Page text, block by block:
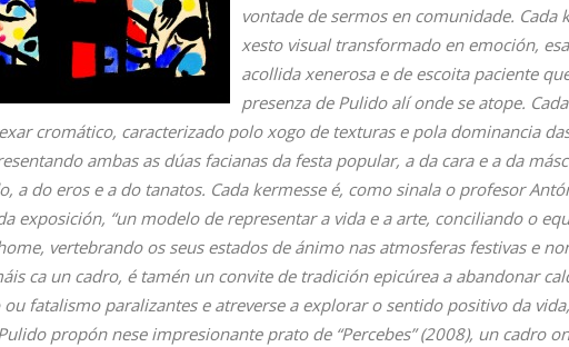
vontade de sermos en comunidade. Cada
xesto visual transformado en emoción,
acollida xenerosa e de escoita paciente
presenza de Pulido alí onde se atope.
cromático, caracterizado polo xogo de texturas e pola dominancia
ambas as dúas facianas da festa popular, a da cara e a da
a do eros e a do tanatos. Cada kermesse é, como sinala o profesor
exposición, “un modelo de representar a vida e a arte, conciliando o
vertebrando os seus estados de ánimo nas atmosferas festivas e
ca un cadro, é tamén un convite de tradición epicúrea a abandonar
fatalismo paralizantes e atreverse a explorar o sentido positivo da
propón nese impresionante prato de “Percebes” (2008), un cadro